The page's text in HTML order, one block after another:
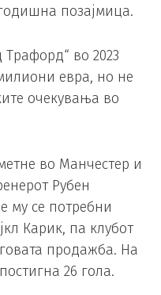
позајмица.
во 2023
евра, но не
очекувања во
во Манчестер и
Рубен
му се потребни
Карик, па клубот
продажба. На
26 гола.